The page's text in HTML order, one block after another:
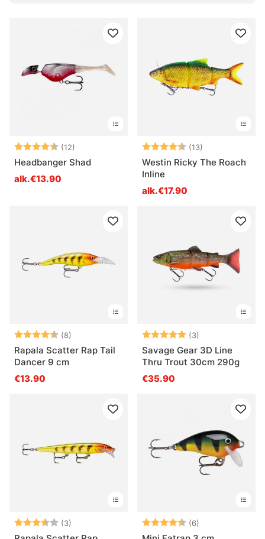
Arvio: (12)
4.4 5:sta tähdestä
Headbanger Shad
alk.€13.90
Arvio: (13)
Westin Ricky The Roach
Inline
alk.€17.90
Arvio: (8)
4.9 5:sta tähdestä
Rapala Scatter Rap Tail
Dancer 9 cm
€13.90
Arvio: (3)
Savage Gear 3D Line
Thru Trout 30cm 290g
€35.90
Arvio: (3)
3.3 5:sta tähdestäArvio: (6)